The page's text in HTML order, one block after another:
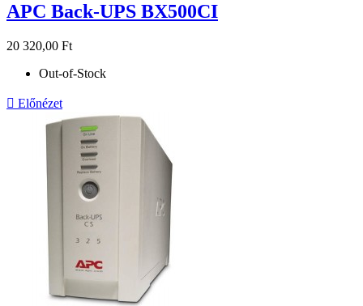
APC Back-UPS BX500CI
20 320,00 Ft
Out-of-Stock
 Előnézet